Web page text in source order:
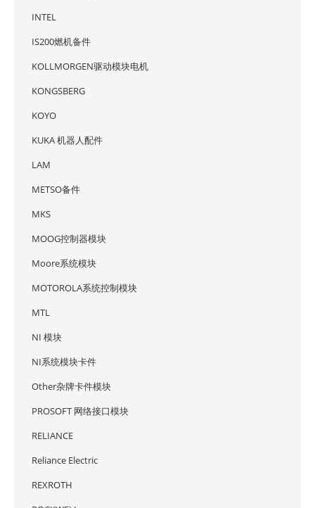
INTEL
IS200燃机备件
KOLLMORGEN驱动模块电机
KONGSBERG
KOYO
KUKA 机器人配件
LAM
METSO备件
MKS
MOOG控制器模块
Moore系统模块
MOTOROLA系统控制模块
MTL
NI 模块
NI系统模块卡件
Other杂牌卡件模块
PROSOFT 网络接口模块
RELIANCE
Reliance Electric
REXROTH